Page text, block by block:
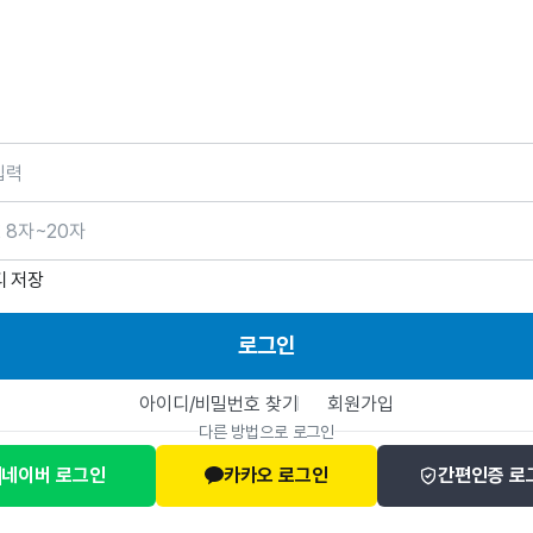
저장
로그인
아이디/비밀번호 찾기 회원가입
다른 방법으로 로그인
네이버 로그인 카카오 로그인 간편인증 로